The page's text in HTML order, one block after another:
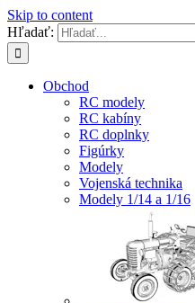
Skip to content
Hľadať:
Obchod
RC modely
RC kabíny
RC doplnky
Figúrky
Modely
Vojenská technika
Modely 1/14 a 1/16